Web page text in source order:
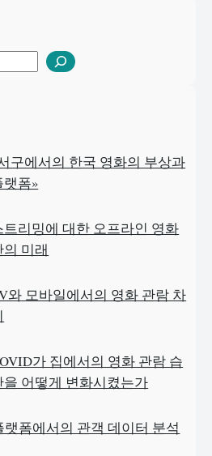
구에서의 한국 영화의 부상과
랫폼»
트리밍에 대한 오프라인 영화
의 미래
와 모바일에서의 영화 관람 차
가 집에서의 영화 관람 습
을 어떻게 변화시켰는가
폼에서의 관객 데이터 분석